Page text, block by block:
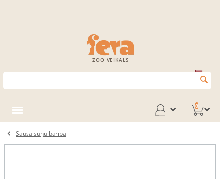
ZOO VEIKALS
0
Sausā suņu barība